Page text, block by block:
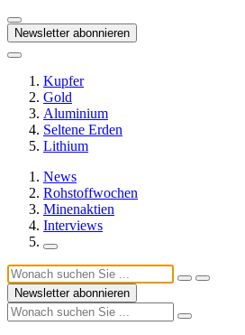
Newsletter abonnieren
Kupfer
Gold
Aluminium
Seltene Erden
Lithium
News
Rohstoffwochen
Minenaktien
Interviews
Newsletter abonnieren